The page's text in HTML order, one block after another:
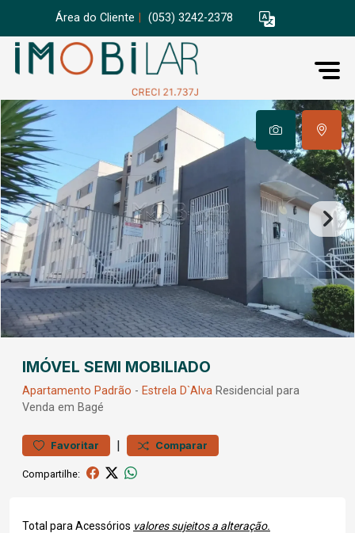
Área do Cliente (053) 3242-2378
IMÓVEL SEMI MOBILIADO
Apartamento Padrão - Estrela D`Alva Residencial para
Venda em Bagé
Favoritar | Comparar
Compartilhe:
Total para Acessórios valores sujeitos a alteração.